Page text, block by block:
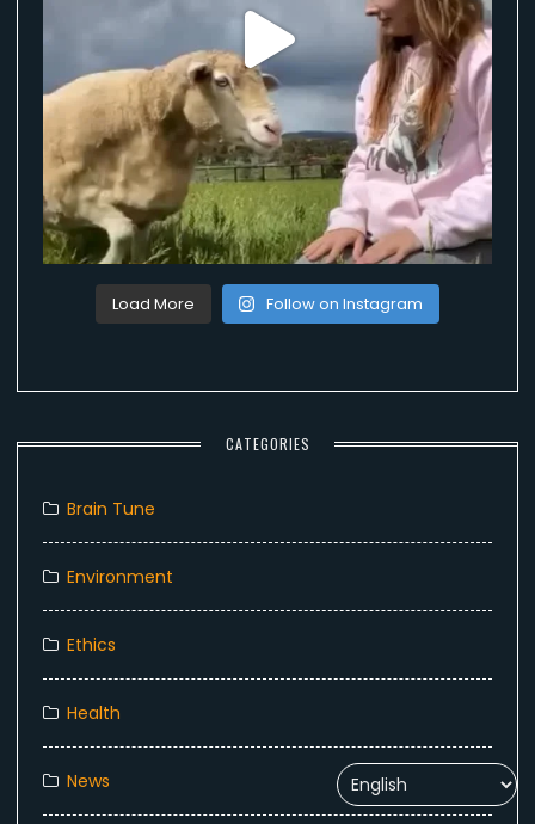
Load More Follow on Instagram
CATEGORIES
Brain Tune
Environment
Ethics
Health
News